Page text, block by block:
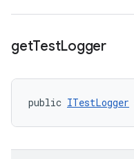
getTestLogger
public ITestLogger